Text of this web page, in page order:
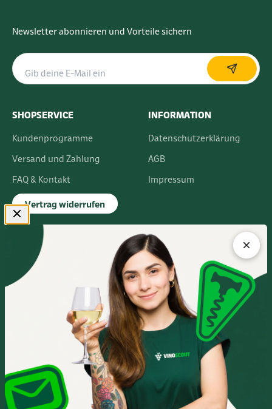
Newsletter abonnieren und Vorteile sichern
SHOPSERVICE
Kundenprogramme
Versand und Zahlung
FAQ & Kontakt
Vertrag widerrufen
INFORMATION
Datenschutzerklärung
AGB
Impressum
FLAGSHIPSTORE
Albert-Einstein-Ring 24
14532 Kleinmachnow bei Berlin
Im Europarc Dreilinden
030 - 585 84 59 0
Mo.- Fr. 10:00 - 19:00 Uhr
Sa. 10:00 - 16:00 Uhr
Anfahrtsbeschreibung